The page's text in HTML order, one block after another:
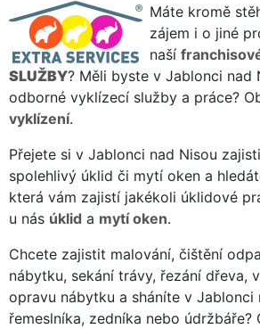
Máte kromě
zájem i o jiné
naší
SLUŽBY? Měli byste v Jablonci nad
odborné vyklízecí služby a práce?
vyklízení.
Přejete si v Jablonci nad Nisou
spolehlivý úklid či mytí oken a
která vám zajistí jakékoli úklidové
u nás úklid a mytí oken.
Chcete zajistit malování, čištění
nábytku, sekání trávy, řezání dřeva,
opravu nábytku a sháníte v Jablonci
řemeslníka, zedníka nebo údržbáře?